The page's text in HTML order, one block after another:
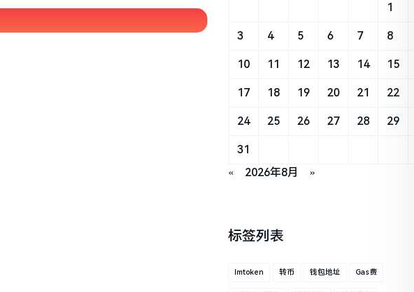
« 2026年8月 »
1
3 4 5 6 7 8
10 11 12 13 14 15
17 18 19 20 21 22
24 25 26 27 28 29
31
标签列表
Imtoken 转币 钱包地址 Gas费